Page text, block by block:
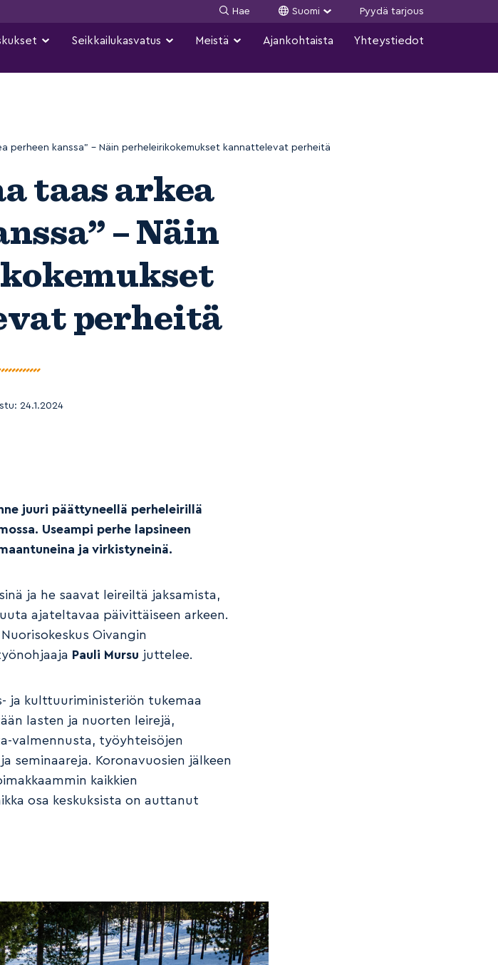
Hae Suomi Pyydä tarjous
Seikkailukasvatus Meistä Ajankohtaista Yhteystiedot
perheen kanssa” – Näin perheleirikokemukset kannattelevat perheitä
taas arkea
– Näin
perheitä
24.1.2024
juuri päättyneellä perheleirillä
Useampi perhe lapsineen
ja virkistyneinä.
ja he saavat leireiltä jaksamista,
ajateltavaa päivittäiseen arkeen.
Oivangin
Pauli Mursu juttelee.
ja kulttuuriministeriön tukemaa
lasten ja nuorten leirejä,
valmennusta, työyhteisöjen
seminaareja. Koronavuosien jälkeen
kaikkien
osa keskuksista on auttanut